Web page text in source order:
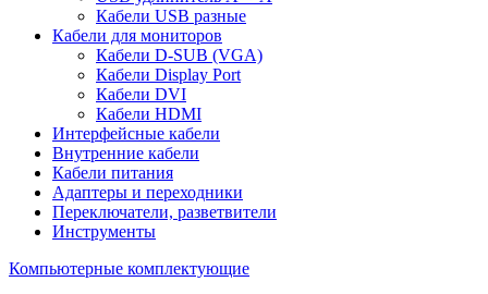
Кабели USB разные
Кабели для мониторов
Кабели D-SUB (VGA)
Кабели Display Port
Кабели DVI
Кабели HDMI
Интерфейсные кабели
Внутренние кабели
Кабели питания
Адаптеры и переходники
Переключатели, разветвители
Инструменты
Компьютерные комплектующие